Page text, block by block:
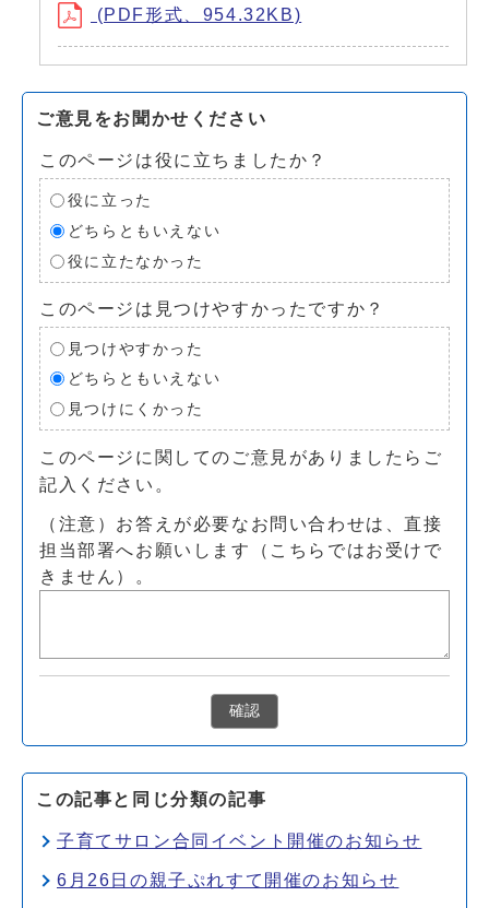
(PDF形式、954.32KB)
ご意見をお聞かせください
このページは役に立ちましたか？
役に立った
どちらともいえない
役に立たなかった
このページは見つけやすかったですか？
見つけやすかった
どちらともいえない
見つけにくかった
このページに関してのご意見がありましたらご
記入ください。
（注意）お答えが必要なお問い合わせは、直接
担当部署へお願いします（こちらではお受けで
きません）。
確認
この記事と同じ分類の記事
子育てサロン合同イベント開催のお知らせ
6月26日の親子ぷれすて開催のお知らせ